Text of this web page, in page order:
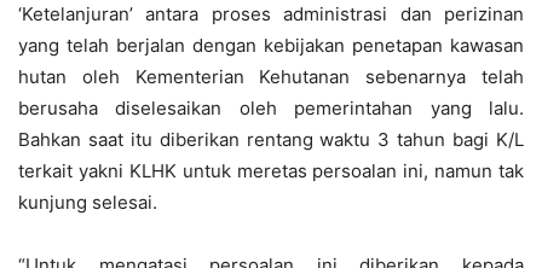
‘Ketelanjuran’ antara proses administrasi dan perizinan
yang telah berjalan dengan kebijakan penetapan kawasan
hutan oleh Kementerian Kehutanan sebenarnya telah
berusaha diselesaikan oleh pemerintahan yang lalu.
Bahkan saat itu diberikan rentang waktu 3 tahun bagi K/L
terkait yakni KLHK untuk meretas persoalan ini, namun tak
kunjung selesai.